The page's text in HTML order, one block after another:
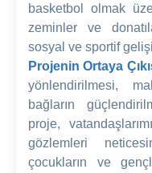
basketbol olmak
zeminler ve
sosyal ve sportif
Projenin Ortaya
yönlendirilmesi,
bağların
proje,
gözlemleri
çocukların ve